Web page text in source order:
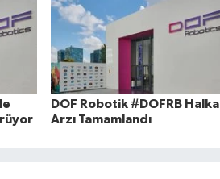
DOF Robotik #DOFRB Halka
Arzı Tamamlandı